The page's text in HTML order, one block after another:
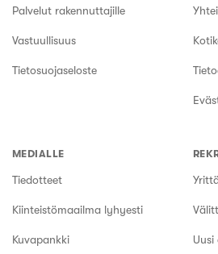
Palvelut rakennuttajille
Vastuullisuus
Tietosuojaseloste
MEDIALLE
Tiedotteet
Kiinteistömaailma lyhyesti
Kuvapankki Uusi